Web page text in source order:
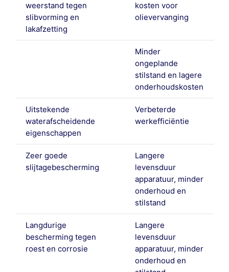
weerstand tegen
slibvorming en
lakafzetting
kosten voor
olievervanging
Minder
ongeplande
stilstand en lagere
onderhoudskosten
Uitstekende
waterafscheidende
eigenschappen
Verbeterde
werkefficiëntie
Zeer goede
slijtagebescherming
Langere
levensduur
apparatuur, minder
onderhoud en
stilstand
Langdurige
bescherming tegen
roest en corrosie
Langere
levensduur
apparatuur, minder
onderhoud en